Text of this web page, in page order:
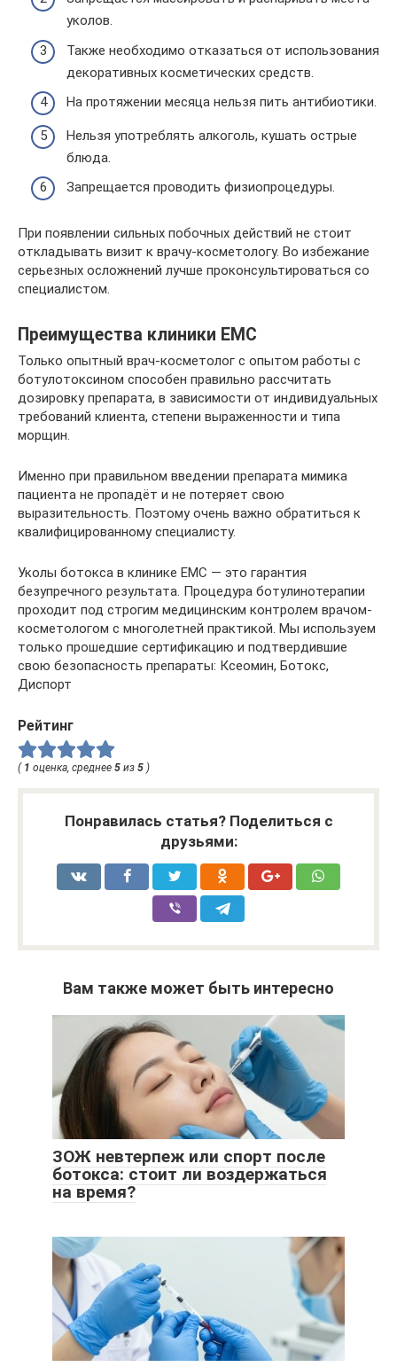
уколов.
Также необходимо отказаться от использования
декоративных косметических средств.
На протяжении месяца нельзя пить антибиотики.
Нельзя употреблять алкоголь, кушать острые
блюда.
Запрещается проводить физиопроцедуры.
При появлении сильных побочных действий не стоит
откладывать визит к врачу-косметологу. Во избежание
серьезных осложнений лучше проконсультироваться со
специалистом.
Преимущества клиники ЕМС
Только опытный врач-косметолог с опытом работы с
ботулотоксином способен правильно рассчитать
дозировку препарата, в зависимости от индивидуальных
требований клиента, степени выраженности и типа
морщин.
Именно при правильном введении препарата мимика
пациента не пропадёт и не потеряет свою
выразительность. Поэтому очень важно обратиться к
квалифицированному специалисту.
Уколы ботокса в клинике ЕМС — это гарантия
безупречного результата. Процедура ботулинотерапии
проходит под строгим медицинским контролем врачом-
косметологом с многолетней практикой. Мы используем
только прошедшие сертификацию и подтвердившие
свою безопасность препараты: Ксеомин, Ботокс,
Диспорт
Рейтинг
( 1 оценка, среднее 5 из 5 )
Понравилась статья? Поделиться с
друзьями:
Вам также может быть интересно
ЗОЖ невтерпеж или спорт после
ботокса: стоит ли воздержаться
на время?